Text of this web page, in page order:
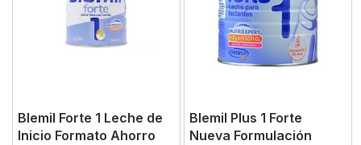
Blemil Forte 1 Leche de
Inicio Formato Ahorro
Blemil Plus 1 Forte
Nueva Formulación